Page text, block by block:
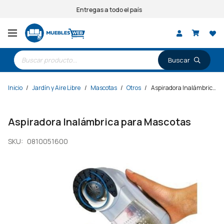
Entregas a todo el país
Búsqueda
de
productos
Inicio / Jardín y Aire Libre / Mascotas / Otros / Aspiradora Inalámbrica para Mascotas
Aspiradora Inalámbrica para Mascotas
SKU: 0810051600